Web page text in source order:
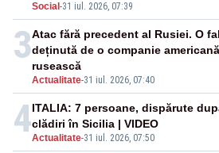
Social -31 iul. 2026, 07:39
3
Actualitate-31 iul. 2026, 07:40
Atac fără precedent al Rusiei. O
deținută de o companie
rusească
4Actualitate-31 iul. 2026, 07:50
ITALIA: 7 persoane, dispărute
clădiri în Sicilia | VIDEO